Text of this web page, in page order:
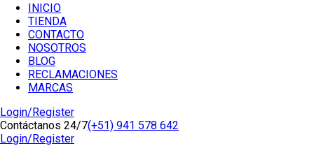
INICIO
TIENDA
CONTACTO
NOSOTROS
BLOG
RECLAMACIONES
MARCAS
Login/Register
Contáctanos 24/7(+51) 941 578 642
Login/Register